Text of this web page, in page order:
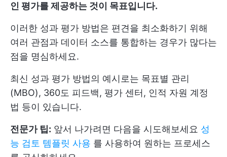
인 평가를 제공하는 것이 목표입니다.
이러한 성과 평가 방법은 편견을 최소화하기 위해
여러 관점과 데이터 소스를 통합하는 경우가 많다는
점을 명심하세요.
최신 성과 평가 방법의 예시로는 목표별 관리
(MBO), 360도 피드백, 평가 센터, 인적 자원 계정
법 등이 있습니다.
전문가 팁: 앞서 나가려면 다음을 시도해보세요 성
능 검토 템플릿 사용 를 사용하여 원하는 프로세스